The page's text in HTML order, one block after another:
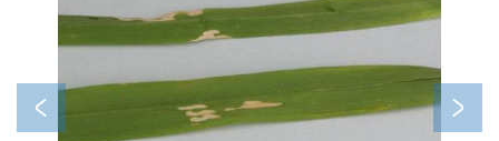
Previous Next